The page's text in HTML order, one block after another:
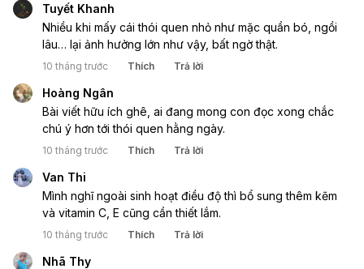
Tuyết Khanh
Nhiều khi mấy cái thói quen nhỏ như mặc quần bó, ngồi
lâu… lại ảnh hưởng lớn như vậy, bất ngờ thật.
10 tháng trước Thích Trả lời
Hoàng Ngân
Bài viết hữu ích ghê, ai đang mong con đọc xong chắc
chú ý hơn tới thói quen hằng ngày.
10 tháng trước Thích Trả lời
Van Thi
Mình nghĩ ngoài sinh hoạt điều độ thì bổ sung thêm kẽm
và vitamin C, E cũng cần thiết lắm.
10 tháng trước Thích Trả lời
Nhã Thy